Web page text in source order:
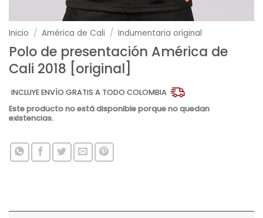
Inicio / América de Cali / Indumentaria original
Polo de presentación América de
Cali 2018 [original]
INCLUYE ENVÍO GRATIS A TODO COLOMBIA
Este producto no está disponible porque no quedan
existencias.